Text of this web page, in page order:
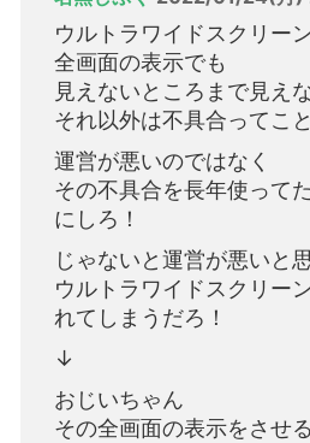
ウルトラワイドスクリー
全画面の表示でも
見えないところまで見え
それ以外は不具合ってこ
運営が悪いのではなく
その不具合を長年使って
にしろ！
じゃないと運営が悪いと
ウルトラワイドスクリー
れてしまうだろ！
↓
おじいちゃん
その全画面の表示をさせ